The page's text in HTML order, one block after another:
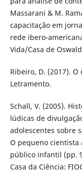
Massarani & M.
capacitação em
rede ibero-
Vida/Casa de
Ribeiro, D. (2017).
Letramento.
Schall, V. (2005).
lúdicas de
adolescentes sobre
O pequeno cientista
público infantil (pp.
Casa da Ciência: